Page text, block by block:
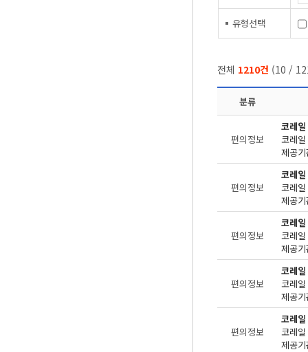
유형선택
전체 1210건 (10 /
분류
편의정보
코레
제공
편의정보
코레
제공
편의정보
코레
제공
편의정보
코레
제공
편의정보
코레
제공